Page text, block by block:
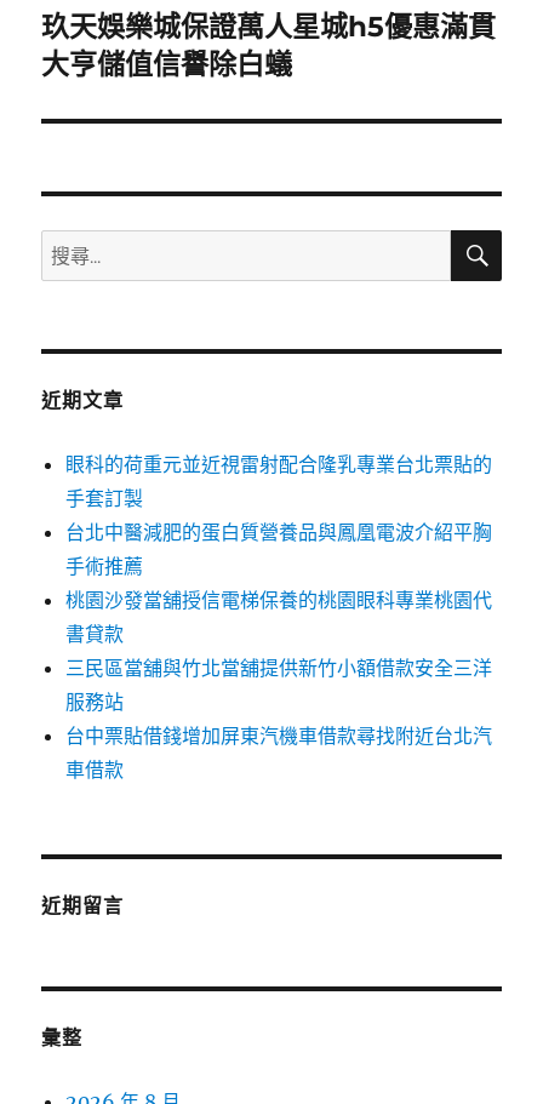
下
一
文
玖天娛樂城保證萬人星城h5優惠滿貫
大亨儲值信譽除白蟻
搜
尋
鍵
搜
近期文章
眼科的荷重元並近視雷射配合隆乳專業台北票貼的
手套訂製
台北中醫減肥的蛋白質營養品與鳳凰電波介紹平胸
手術推薦
桃園沙發當舖授信電梯保養的桃園眼科專業桃園代
書貸款
三民區當舖與竹北當舖提供新竹小額借款安全三洋
服務站
台中票貼借錢增加屏東汽機車借款尋找附近台北汽
車借款
近期留言
彙整